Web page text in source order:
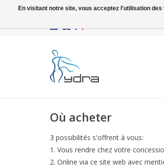
Où acheter
3 possibilités s'offrent à vous:
Vous rendre chez votre
Online via ce site web avec
En visitant notre site, vous acceptez l'utilisation